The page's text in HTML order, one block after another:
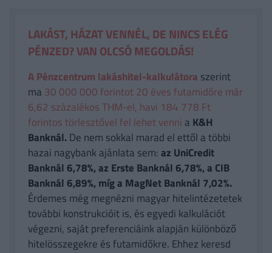
LAKÁST, HÁZAT VENNÉL, DE NINCS ELÉG
PÉNZED? VAN OLCSÓ MEGOLDÁS!
A Pénzcentrum lakáshitel-kalkulátora szerint
ma 30 000 000 forintot 20 éves futamidőre már
6,62 százalékos THM-el, havi 184 778 Ft
forintos törlesztővel fel lehet venni a K&H
Banknál.De nem sokkal marad el ettől a többi
hazai nagybank ajánlata sem:az UniCredit
Banknál 6,78%, az Erste Banknál 6,78%, a CIB
Banknál 6,89%, míg a MagNet Banknál 7,02%.
Érdemes még megnézni magyar hitelintézetetek
további konstrukcióit is, és egyedi kalkulációt
végezni, saját preferenciáink alapján különböző
hitelösszegekre és futamidőkre. Ehhez keresd